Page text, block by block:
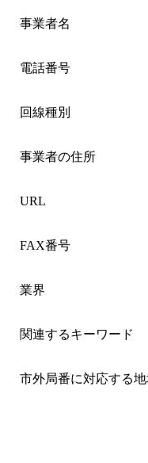
事業者名
電話番号
回線種別
事業者の住所
URL
FAX番号
業界
関連するキーワード
市外局番に対応する